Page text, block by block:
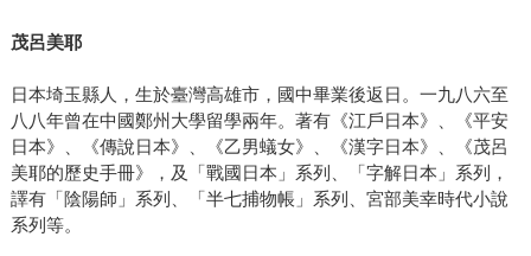
茂呂美耶
日本埼玉縣人，生於臺灣高雄市，國中畢業後返日。一九八六至
八八年曾在中國鄭州大學留學兩年。著有《江戶日本》、《平安
日本》、《傳說日本》、《乙男蟻女》、《漢字日本》、《茂呂
美耶的歷史手冊》，及「戰國日本」系列、「字解日本」系列，
譯有「陰陽師」系列、「半七捕物帳」系列、宮部美幸時代小說
系列等。